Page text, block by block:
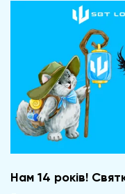
Нам 14 років!